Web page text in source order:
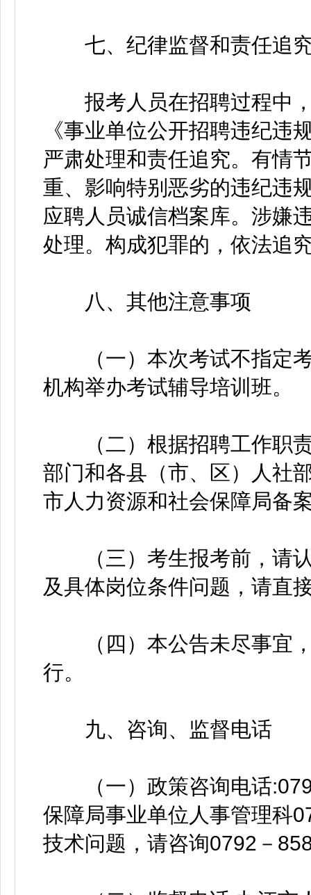
七、纪律监督和责任追
报考人员在招聘过程中，
《事业单位公开招聘违纪违
严肃处理和责任追究。有情
重、影响特别恶劣的违纪违
应聘人员诚信档案库。涉嫌
处理。构成犯罪的，依法追
八、其他注意事项
（一）本次考试不指定考
机构举办考试辅导培训班。
（二）根据招聘工作职责
部门和各县（市、区）人社
市人力资源和社会保障局备
（三）考生报考前，请认
及具体岗位条件问题，请直
（四）本公告未尽事宜，
行。
九、咨询、监督电话
（一）政策咨询电话
保障局事业单位人事管理科
技术问题，请咨询0792－